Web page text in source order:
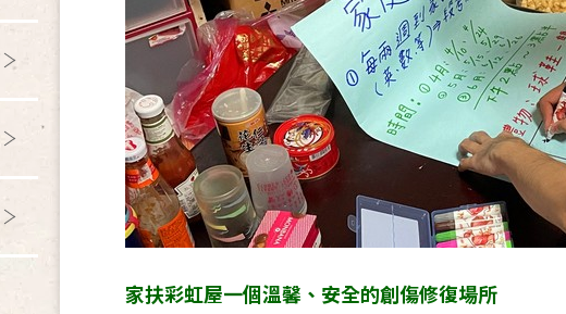
家扶彩虹屋一個溫馨、安全的創傷修復場所